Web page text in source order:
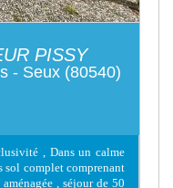
PISSY
- Seux (80540)
, Dans un calme
complet comprenant
, séjour de 50